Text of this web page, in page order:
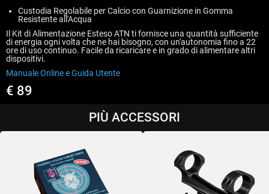
Custodia Regolabile per Calcio con Guarnizione in Gomma
Resistente all'Acqua
Il Kit di Alimentazione Esteso ATN ti fornisce una quantità sufficiente
di energia ogni volta che ne hai bisogno, con un'autonomia fino a 22
ore di uso continuo. Facile da ricaricare e in grado di alimentare altri
dispositivi.
Manuale Online e Guida Utente
€ 89
PIÙ ACCESSORI